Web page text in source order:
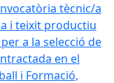
tècnic/a
i teixit productiu
a la selecció de
en el
i Formació,